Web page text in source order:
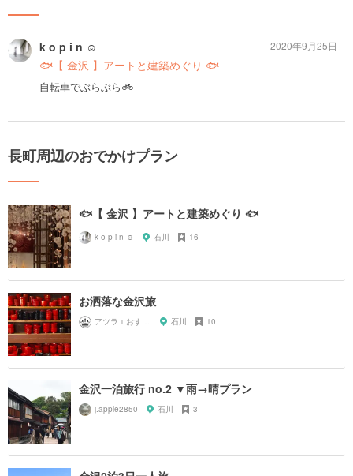
k o p i n ☺︎
🐟【 金沢 】アートと建築めぐり 🐟
自転車でぶらぶら🚲
2020年9月25日
長町周辺のおでかけプラン
🐟【 金沢 】アートと建築めぐり 🐟
k o p i n ☺︎ 石川 16
お洒落な金沢旅
石川 10
金沢一泊旅行 no.2 ▼雨→晴プラン
j.apple2850 石川 3